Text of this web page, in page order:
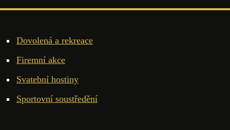
Dovolená a rekreace
Firemní akce
Svatební hostiny
Sportovní soustředění